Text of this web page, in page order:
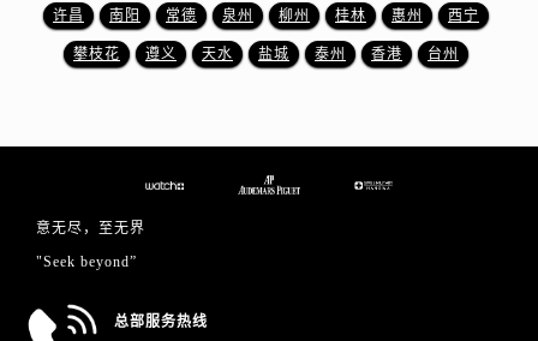
新疆维吾尔自治区图木舒克市图木舒克市中兴街爱彼售后服务中心（需提前预约）
许昌 南阳 常德 泉州 柳州 桂林 惠州 西宁
攀枝花 遵义 天水 盐城 泰州 香港 台州
意无尽，至无界
"Seek beyond”
总部服务热线